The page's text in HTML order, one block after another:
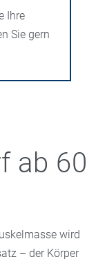
Ihre
Sie gern
ab 60
wird
– der Körper